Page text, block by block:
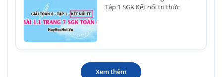
Tập 1 SGK Kết nối tri thức
Xem thêm